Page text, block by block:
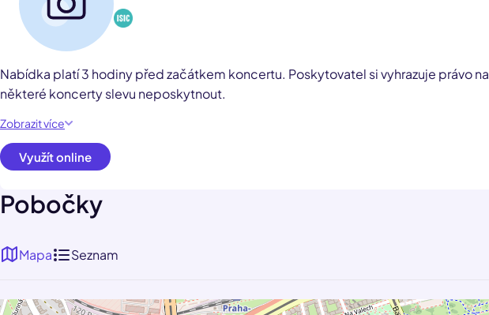
Nabídka platí 3 hodiny před začátkem koncertu. Poskytovatel si vyhrazuje právo na
některé koncerty slevu neposkytnout.
Zobrazit více
Využít online
Pobočky
Mapa Seznam